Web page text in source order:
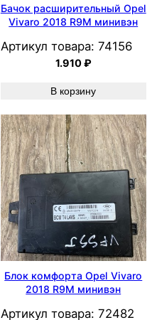
Бачок расширительный Opel
Vivaro 2018 R9M минивэн
Артикул товара: 74156
1.910₽
В корзину
Блок комфорта Opel Vivaro
2018 R9M минивэн
Артикул товара: 72482